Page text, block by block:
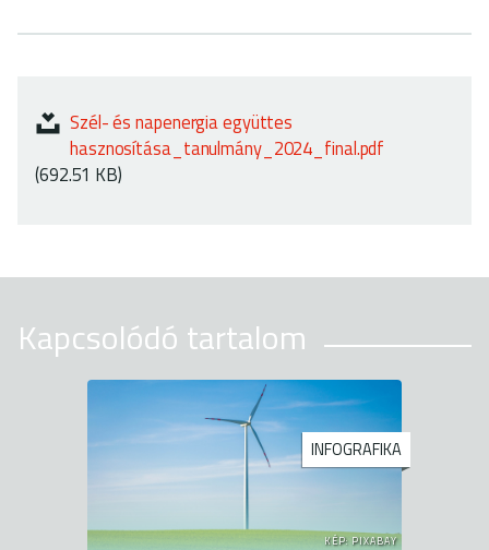
Szél- és napenergia együttes
hasznosítása_tanulmány_2024_final.pdf
(692.51 KB)
Kapcsolódó tartalom
KÉP: PIXABAY
INFOGRAFIKA